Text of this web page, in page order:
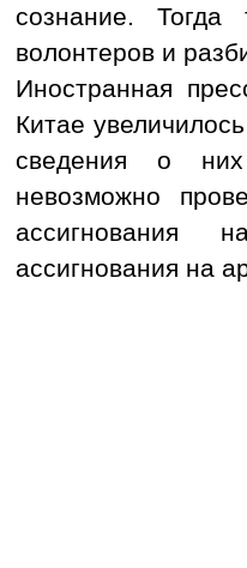
сознание.
волонтеров и
Иностранная
Китае
сведения о них
невозможно
ассигнования
ассигнования на